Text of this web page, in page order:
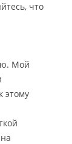
что
Мой
этому